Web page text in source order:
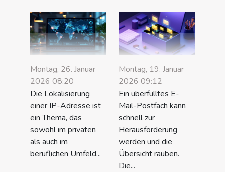
Montag, 26. Januar
2026 08:20
Die Lokalisierung
einer IP-Adresse ist
ein Thema, das
sowohl im privaten
als auch im
beruflichen Umfeld...
Montag, 19. Januar
2026 09:12
Ein überfülltes E-
Mail-Postfach kann
schnell zur
Herausforderung
werden und die
Übersicht rauben.
Die...